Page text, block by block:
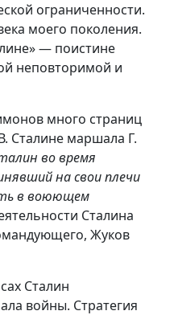
ограниченности.
моего поколения.
— поистине
неповторимой и
много страниц
Сталине маршала Г.
во время
на свои плечи
в воюющем
Сталина
Жуков
Сталин
войны. Стратегия